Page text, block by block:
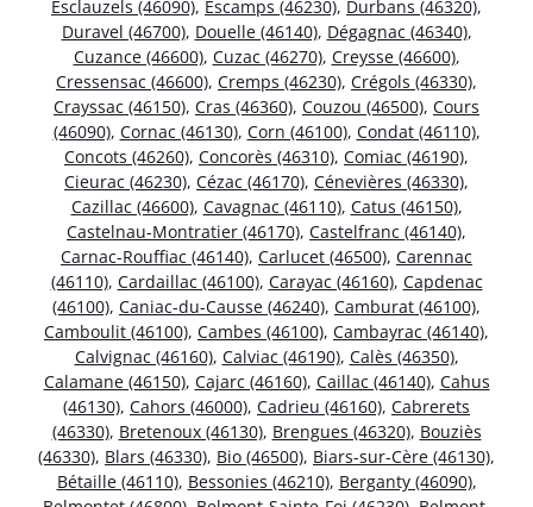
Esclauzels (46090), Escamps (46230), Durbans (46320),
Duravel (46700), Douelle (46140), Dégagnac (46340),
Cuzance (46600), Cuzac (46270), Creysse (46600),
Cressensac (46600), Cremps (46230), Crégols (46330),
Crayssac (46150), Cras (46360), Couzou (46500), Cours
(46090), Cornac (46130), Corn (46100), Condat (46110),
Concots (46260), Concorès (46310), Comiac (46190),
Cieurac (46230), Cézac (46170), Cénevières (46330),
Cazillac (46600), Cavagnac (46110), Catus (46150),
Castelnau-Montratier (46170), Castelfranc (46140),
Carnac-Rouffiac (46140), Carlucet (46500), Carennac
(46110), Cardaillac (46100), Carayac (46160), Capdenac
(46100), Caniac-du-Causse (46240), Camburat (46100),
Camboulit (46100), Cambes (46100), Cambayrac (46140),
Calvignac (46160), Calviac (46190), Calès (46350),
Calamane (46150), Cajarc (46160), Caillac (46140), Cahus
(46130), Cahors (46000), Cadrieu (46160), Cabrerets
(46330), Bretenoux (46130), Brengues (46320), Bouziès
(46330), Blars (46330), Bio (46500), Biars-sur-Cère (46130),
Bétaille (46110), Bessonies (46210), Berganty (46090),